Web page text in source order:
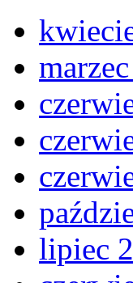
lipiec